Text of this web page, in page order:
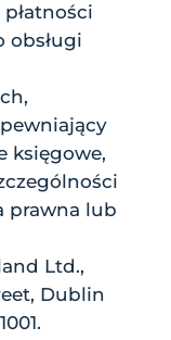
obsługi
księgowe,
prawna lub
Ltd.,
Dublin